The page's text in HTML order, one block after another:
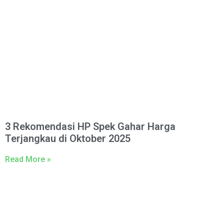
3 Rekomendasi HP Spek Gahar Harga
Terjangkau di Oktober 2025
Read More »